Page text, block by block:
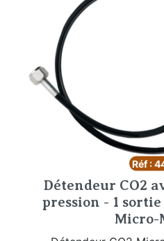
Réf :
Détendeur CO2
pression - 1
Micro-